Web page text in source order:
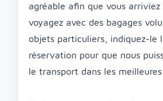
agréable afin que vous arriviez
voyagez avec des bagages
objets particuliers, indiquez-le
réservation pour que nous
le transport dans les meilleures